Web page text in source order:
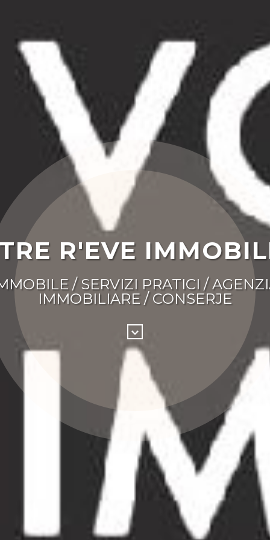
R'EVE
/ SERVIZI PRATICI /
IMMOBILIARE / CONSERJE